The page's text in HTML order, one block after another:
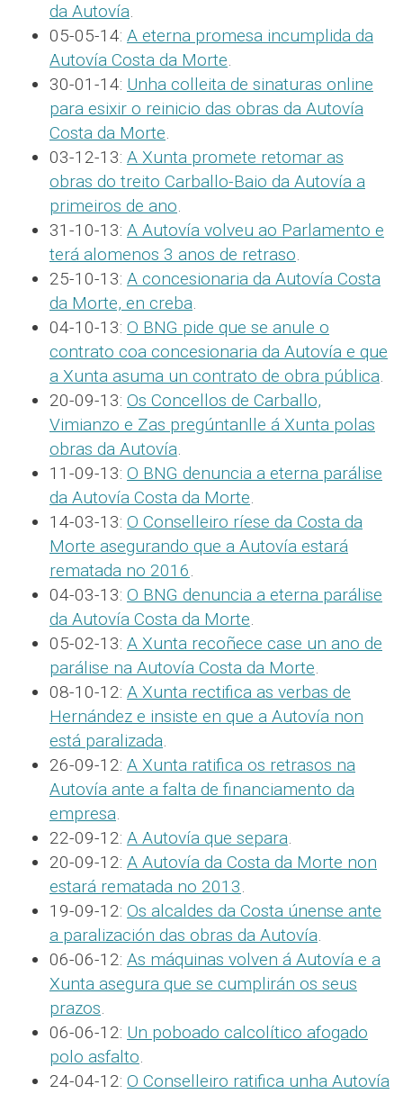
da Autovía.
05-05-14: A eterna promesa incumplida da
Autovía Costa da Morte.
30-01-14: Unha colleita de sinaturas online
para esixir o reinicio das obras da Autovía
Costa da Morte.
03-12-13: A Xunta promete retomar as
obras do treito Carballo-Baio da Autovía a
primeiros de ano.
31-10-13: A Autovía volveu ao Parlamento e
terá alomenos 3 anos de retraso.
25-10-13: A concesionaria da Autovía Costa
da Morte, en creba.
04-10-13: O BNG pide que se anule o
contrato coa concesionaria da Autovía e que
a Xunta asuma un contrato de obra pública.
20-09-13: Os Concellos de Carballo,
Vimianzo e Zas pregúntanlle á Xunta polas
obras da Autovía.
11-09-13: O BNG denuncia a eterna parálise
da Autovía Costa da Morte.
14-03-13: O Conselleiro ríese da Costa da
Morte asegurando que a Autovía estará
rematada no 2016.
04-03-13: O BNG denuncia a eterna parálise
da Autovía Costa da Morte.
05-02-13: A Xunta recoñece case un ano de
parálise na Autovía Costa da Morte.
08-10-12: A Xunta rectifica as verbas de
Hernández e insiste en que a Autovía non
está paralizada.
26-09-12: A Xunta ratifica os retrasos na
Autovía ante a falta de financiamento da
empresa.
22-09-12: A Autovía que separa.
20-09-12: A Autovía da Costa da Morte non
estará rematada no 2013.
19-09-12: Os alcaldes da Costa únense ante
a paralización das obras da Autovía.
06-06-12: As máquinas volven á Autovía e a
Xunta asegura que se cumplirán os seus
prazos.
06-06-12: Un poboado calcolítico afogado
polo asfalto.
24-04-12: O Conselleiro ratifica unha Autovía